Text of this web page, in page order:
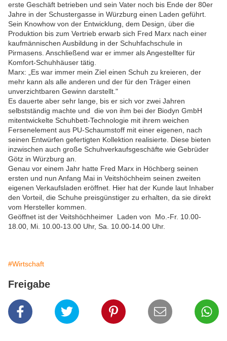
erste Geschäft betrieben und sein Vater noch bis Ende der 80er
Jahre in der Schustergasse in Würzburg einen Laden geführt.
Sein Knowhow von der Entwicklung, dem Design, über die
Produktion bis zum Vertrieb erwarb sich Fred Marx nach einer
kaufmännischen Ausbildung in der Schuhfachschule in
Pirmasens. Anschließend war er immer als Angestellter für
Komfort-Schuhhäuser tätig.
Marx: „Es war immer mein Ziel einen Schuh zu kreieren, der
mehr kann als alle anderen und der für den Träger einen
unverzichtbaren Gewinn darstellt."
Es dauerte aber sehr lange, bis er sich vor zwei Jahren
selbstständig machte und die von ihm bei der Biodyn GmbH
mitentwickelte Schuhbett-Technologie mit ihrem weichen
Fersenelement aus PU-Schaumstoff mit einer eigenen, nach
seinen Entwürfen gefertigten Kollektion realisierte. Diese bieten
inzwischen auch große Schuhverkaufsgeschäfte wie Gebrüder
Götz in Würzburg an.
Genau vor einem Jahr hatte Fred Marx in Höchberg seinen
ersten und nun Anfang Mai in Veitshöchheim seinen zweiten
eigenen Verkaufsladen eröffnet. Hier hat der Kunde laut Inhaber
den Vorteil, die Schuhe preisgünstiger zu erhalten, da sie direkt
vom Hersteller kommen.
Geöffnet ist der Veitshöchheimer Laden von Mo.-Fr. 10.00-
18.00, Mi. 10.00-13.00 Uhr, Sa. 10.00-14.00 Uhr.
#Wirtschaft
Freigabe